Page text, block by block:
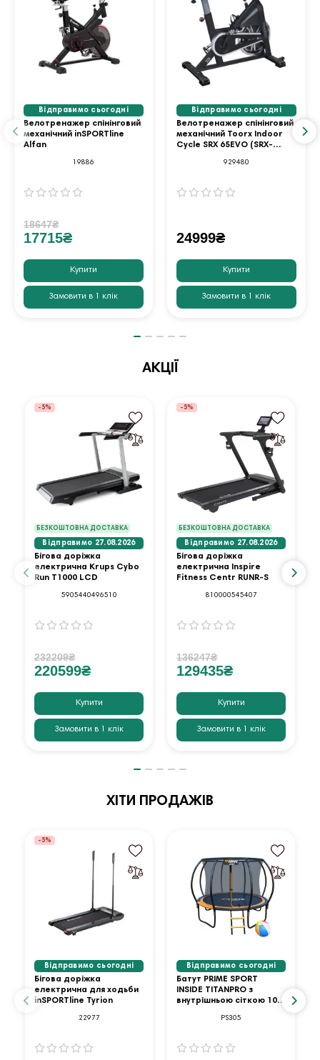
Відправимо сьогодні
Велотренажер спінінговий
механічний inSPORTline
Alfan
19886
18647₴
17715₴
Купити
Замовити в 1 клік
Відправимо сьогодні
Велотренажер спінінговий
механічний Toorx Indoor
Cycle SRX 65EVO (SRX-
929480
24999₴
Купити
Замовити в 1 клік
АКЦІЇ
БЕЗКОШТОВНА ДОСТАВКА
-5%
Відправимо 27.08.2026
Бігова доріжка
електрична Krups Cybo
Run T1000 LCD
5905440496510
232209₴
220599₴
Купити
Замовити в 1 клік
БЕЗКОШТОВНА ДОСТАВКА
-5%
Відправимо 27.08.2026
Бігова доріжка
електрична Inspire
Fitness Centr RUNR-S
810000545407
136247₴
129435₴
Купити
Замовити в 1 клік
ХІТИ ПРОДАЖІВ
-5%
Відправимо сьогодні
Бігова доріжка
електрична для ходьби
inSPORTline Tyrion
22977
Відправимо сьогодні
Батут PRIME SPORT
INSIDE TITANPRO з
внутрішньою сіткою 10
PS305